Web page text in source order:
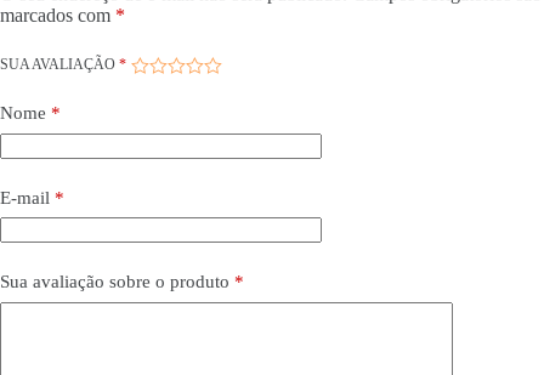
marcados com *
SUA AVALIAÇÃO *
Nome *
E-mail *
Sua avaliação sobre o produto *